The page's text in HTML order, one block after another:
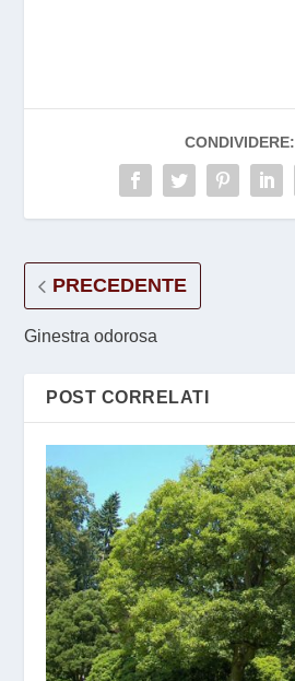
CONDIVIDERE:
PRECEDENTE
Ginestra odorosa
POST CORRELATI